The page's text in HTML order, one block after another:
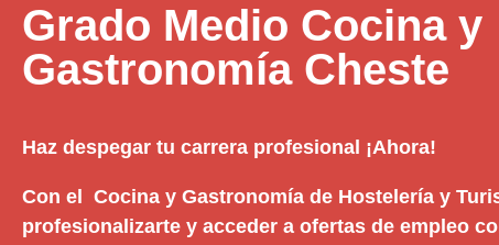
Grado Medio Cocina y
Gastronomía Cheste
Haz despegar tu carrera profesional ¡Ahora!
Con el Cocina y Gastronomía de Hostelería y
profesionalizarte y acceder a ofertas de empleo